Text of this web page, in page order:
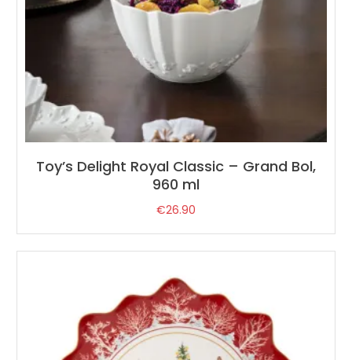
Toy’s Delight Royal Classic – Grand Bol,
960 ml
€26.90